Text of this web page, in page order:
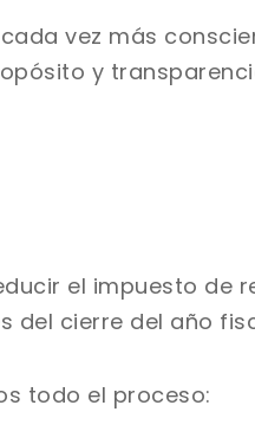
vez más
y
el impuesto de
del cierre del año
todo el proceso: